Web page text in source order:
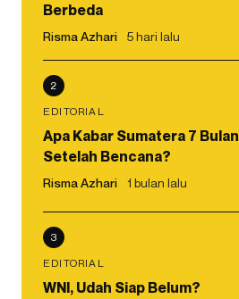
Berbeda
Risma Azhari 5 hari lalu
2
EDITORIAL
Apa Kabar Sumatera 7 Bulan
Setelah Bencana?
Risma Azhari 1 bulan lalu
3
EDITORIAL
WNI, Udah Siap Belum?